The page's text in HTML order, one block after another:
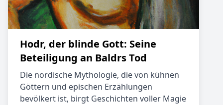
Hodr, der blinde Gott: Seine
Beteiligung an Baldrs Tod
Die nordische Mythologie, die von kühnen
Göttern und epischen Erzählungen
bevölkert ist, birgt Geschichten voller Magie